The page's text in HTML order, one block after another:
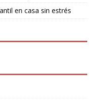
en casa sin estrés